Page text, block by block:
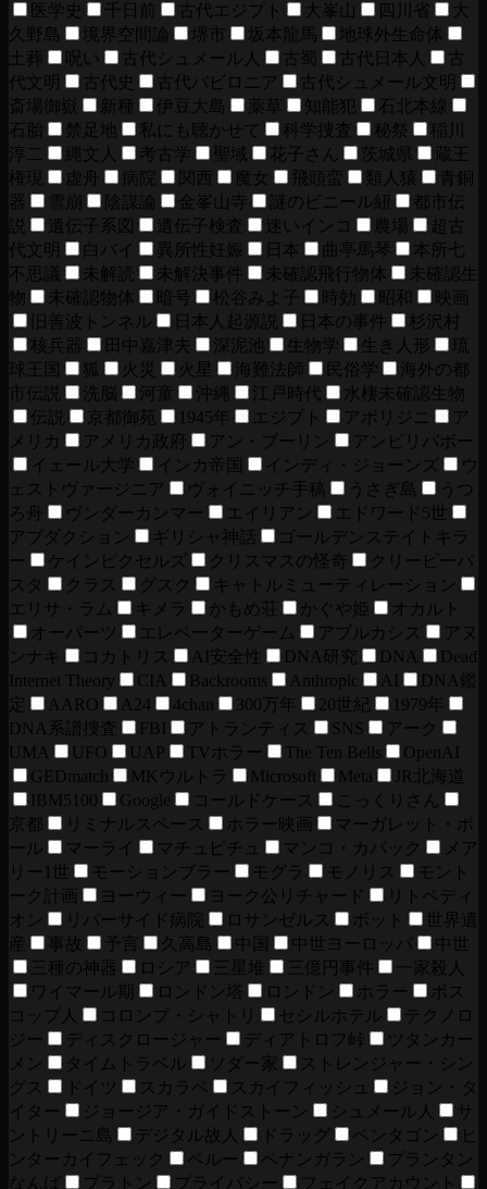
医学史
千日前 古代エジプト 大峯山 四川省
大
久野島
境界空間論 堺市 坂本龍馬
地球外生命体
土葬
呪い 古代シュメール人 古蜀 古代日本人
古
代文明
古代史 古代バビロニア
古代シュメール文明
斎場御嶽
新種 伊豆大島 薬草 知能犯
石北本線
石胎
禁足地 私にも聴かせて 科学捜査 秘祭
稲川
淳二
縄文人 考古学 聖域 花子さん 茨城県
蔵王
権現
虚舟 病院 関西 魔女 飛頭蛮 類人猿
青銅
器
雪崩 陰謀論 金峯山寺 謎のビニール紐
都市伝
説
遺伝子系図 遺伝子検査 迷いインコ 農場
超古
代文明
白バイ 異所性妊娠 日本 曲亭馬琴
本所七
不思議
未解読 未解決事件 未確認飛行物体
未確認生
物
未確認物体 暗号 松谷みよ子 時効 昭和
映画
旧善波トンネル
日本人起源説 日本の事件
杉沢村
核兵器
田中嘉津夫 深泥池 生物学 生き人形
琉
球王国
狐 火災 火星 海難法師 民俗学
海外の都
市伝説
洗脳 河童 沖縄 江戸時代
水棲未確認生物
伝説
京都御苑 1945年 エジプト アボリジニ
ア
メリカ
アメリカ政府 アン・ブーリン
アンビリバボー
イェール大学
インカ帝国 インディ・ジョーンズ
ウ
ェストヴァージニア
ヴォイニッチ手稿 うさぎ島
うつ
ろ舟
ヴンダーカンマー エイリアン
エドワード5世
アブダクション
ギリシャ神話
ゴールデンステイトキラ
ー
ケインピクセルズ クリスマスの怪奇
クリーピーパ
スタ
クラス グスク
キャトルミューティレーション
エリサ・ラム
キメラ かもめ荘 かぐや姫
オカルト
オーパーツ
エレベーターゲーム アブルカシス
アヌ
ンナキ
コカトリス AI安全性 DNA研究 DNA
Dead
Internet Theory
CIA Backrooms Anthropic AI
DNA鑑
定
AARO A24 4chan 300万年 20世紀
1979年
DNA系譜捜査
FBI アトランティス SNS
アーク
UMA
UFO UAP TVホラー The Ten Bells
OpenAI
GEDmatch
MKウルトラ Microsoft Meta
JR北海道
IBM5100
Google コールドケース
こっくりさん
京都
リミナルスペース ホラー映画
マーガレット・ポ
ール
マーライ マチュピチュ マンコ・カパック
メア
リー1世
モーションブラー モグラ モノリス
モント
ーク計画
ヨーウィー ヨーク公リチャード
リトペディ
オン
リバーサイド病院 ロサンゼルス ボット
世界遺
産
事故 予言 久高島 中国 中世ヨーロッパ
中世
三種の神器
ロシア 三星堆 三億円事件
一家殺人
ワイマール期
ロンドン塔 ロンドン ホラー
ボス
コップ人
コロンブ・シャトリ セシルホテル
テクノロ
ジー
ディスクロージャー ディアトロフ峠
ツタンカー
メン
タイムトラベル ソダー家
ストレンジャー・シン
グス
ドイツ スカラベ スカイフィッシュ
ジョン・タ
イター
ジョージア・ガイドストーン シュメール人
サ
ントリーニ島
デジタル故人 ドラッグ ペンタゴン
ヒ
ンターカイフェック
ペルー ペナンガラン
プランタン
なんば
プラトン プライバシー
フェイクアカウント